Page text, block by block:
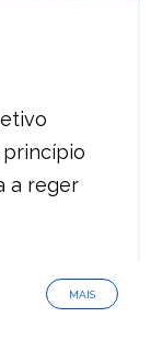
princípio
a reger
MAIS